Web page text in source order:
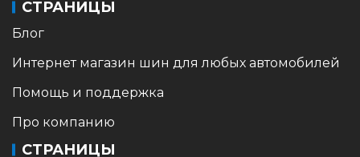
СТРАНИЦЫ
Блог
Интернет магазин шин для любых автомобилей
Помощь и поддержка
Про компанию
СТРАНИЦЫ